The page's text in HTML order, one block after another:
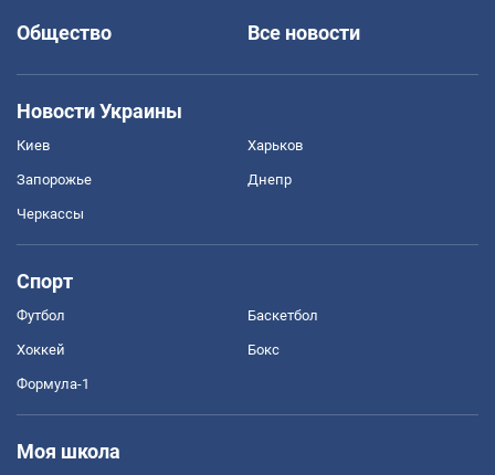
Общество
Все новости
Новости Украины
Киев Харьков
Запорожье Днепр
Черкассы
Спорт
Футбол Баскетбол
Хоккей Бокс
Формула-1
Моя школа